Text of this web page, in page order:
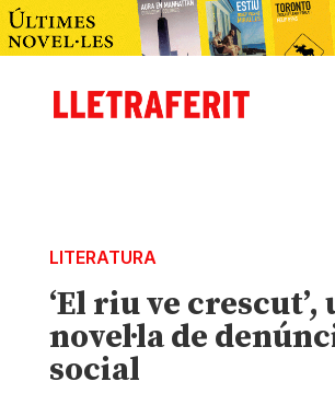
LITERATURA
‘El riu ve crescut’,
novel·la de
social